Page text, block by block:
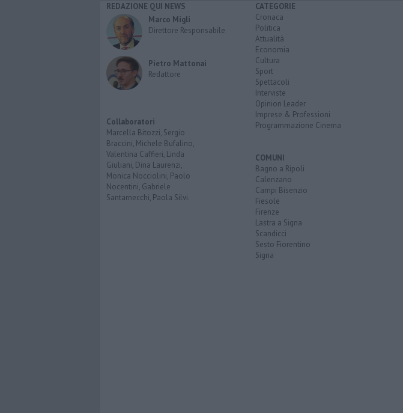
REDAZIONE QUI NEWS
Marco Migli
Direttore Responsabile
Pietro Mattonai
Redattore
Collaboratori
Marcella Bitozzi, Sergio
Braccini, Michele Bufalino,
Valentina Caffieri, Linda
Giuliani, Dina Laurenzi,
Monica Nocciolini, Paolo
Nocentini, Gabriele
Santarnecchi, Paola Silvi.
CATEGORIE
Cronaca
Politica
Attualità
Economia
Cultura
Sport
Spettacoli
Interviste
Opinion Leader
Imprese & Professioni
Programmazione Cinema
COMUNI
Bagno a Ripoli
Calenzano
Campi Bisenzio
Fiesole
Firenze
Lastra a Signa
Scandicci
Sesto Fiorentino
Signa